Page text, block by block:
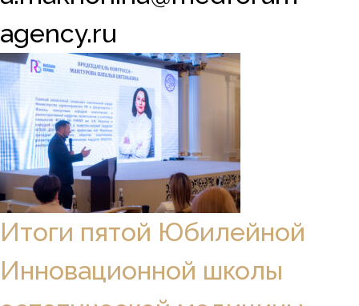
agency.ru
Итоги пятой Юбилейной
Инновационной школы